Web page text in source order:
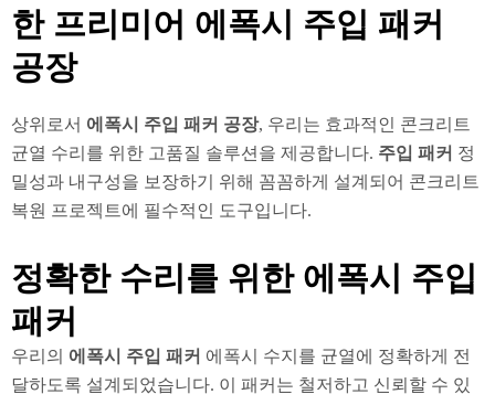
한 프리미어 에폭시 주입 패커
공장
상위로서 에폭시 주입 패커 공장, 우리는 효과적인 콘크리트
균열 수리를 위한 고품질 솔루션을 제공합니다. 주입 패커 정
밀성과 내구성을 보장하기 위해 꼼꼼하게 설계되어 콘크리트
복원 프로젝트에 필수적인 도구입니다.
정확한 수리를 위한 에폭시 주입
패커
우리의 에폭시 주입 패커 에폭시 수지를 균열에 정확하게 전
달하도록 설계되었습니다. 이 패커는 철저하고 신뢰할 수 있